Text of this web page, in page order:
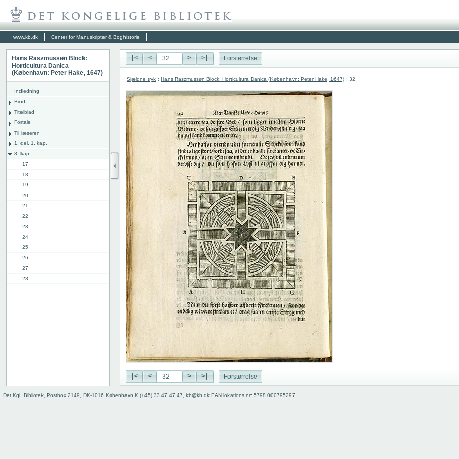
www.kb.dk Center for Manuskripter & Boghistorie
Hans Raszmussøn Block:
Horticultura Danica
(København: Peter Hake, 1647)
Indledning
Bind
Titelblad
Fortale
Til læseren
1. del, 1. kap.
8. kap.
17
18
19
20
21
22
23
24
25
26
27
28
39
|< < > >| Forstørrelse
Sjældne tryk : Hans Raszmussøn Block: Horticultura Danica (København: Peter Hake, 1647) : 32
|< < > >| Forstørrelse
Det Kgl. Bibliotek, Postbox 2149, DK-1016 København K (+45) 33 47 47 47, kb@kb.dk EAN lokations nr: 5798 000795297